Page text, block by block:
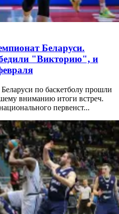
Беларуси.
"Викторию", и
по баскетболу прошли
вниманию итоги встреч.
первенст...